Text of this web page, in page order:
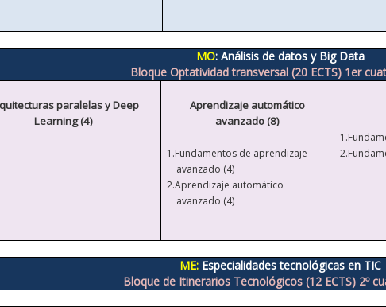
MO: Análisis de datos y Big Data
Bloque Optatividad transversal (20 ECTS) 1er
paralelas y Deep
Learning (4)
Aprendizaje automático
avanzado (8)
1.Fundamentos de aprendizaje
avanzado (4)
2.Aprendizaje automático
avanzado (4)
1.
ME: Especialidades tecnológicas en TIC
Bloque de Itinerarios Tecnológicos (12 ECTS) 2º